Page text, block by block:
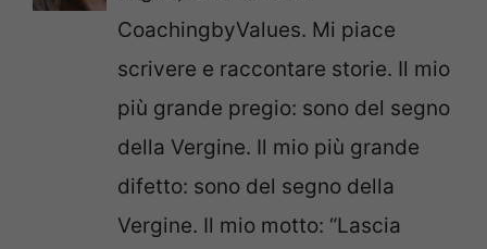
CoachingbyValues. Mi piace
scrivere e raccontare storie. Il mio
più grande pregio: sono del segno
della Vergine. Il mio più grande
difetto: sono del segno della
Vergine. Il mio motto: “Lascia